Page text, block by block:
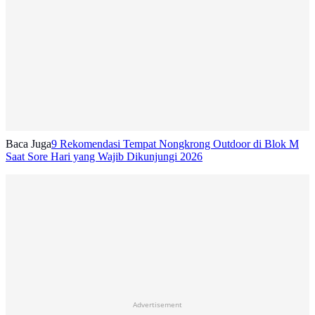
Baca Juga9 Rekomendasi Tempat Nongkrong Outdoor di Blok M
Saat Sore Hari yang Wajib Dikunjungi 2026
Advertisement